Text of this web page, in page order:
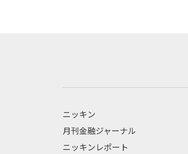
ニッキン
月刊金融ジャーナル
ニッキンレポート